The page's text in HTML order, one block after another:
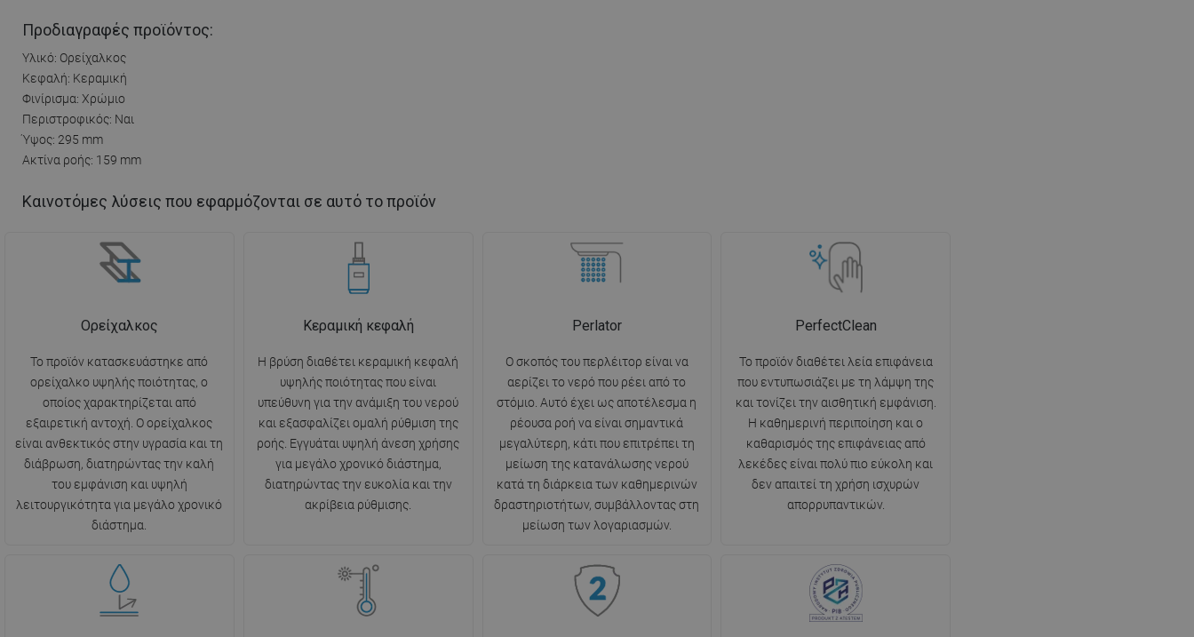
Προδιαγραφές προϊόντος:
Υλικό: Ορείχαλκος
Κεφαλή: Κεραμική
Φινίρισμα: Χρώμιο
Περιστροφικός: Ναι
Ύψος: 295 mm
Ακτίνα ροής: 159 mm
Καινοτόμες λύσεις που εφαρμόζονται σε αυτό το προϊόν
Ορείχαλκος
Το προϊόν κατασκευάστηκε από
ορείχαλκο υψηλής ποιότητας, ο
οποίος χαρακτηρίζεται από
εξαιρετική αντοχή. Ο ορείχαλκος
είναι ανθεκτικός στην υγρασία και τη
διάβρωση, διατηρώντας την καλή
του εμφάνιση και υψηλή
λειτουργικότητα για μεγάλο χρονικό
διάστημα.
Κεραμική κεφαλή
Η βρύση διαθέτει κεραμική κεφαλή
υψηλής ποιότητας που είναι
υπεύθυνη για την ανάμιξη του νερού
και εξασφαλίζει ομαλή ρύθμιση της
ροής. Εγγυάται υψηλή άνεση χρήσης
για μεγάλο χρονικό διάστημα,
διατηρώντας την ευκολία και την
ακρίβεια ρύθμισης.
Perlator
Ο σκοπός του περλέιτορ είναι να
αερίζει το νερό που ρέει από το
στόμιο. Αυτό έχει ως αποτέλεσμα η
ρέουσα ροή να είναι σημαντικά
μεγαλύτερη, κάτι που επιτρέπει τη
μείωση της κατανάλωσης νερού
κατά τη διάρκεια των καθημερινών
δραστηριοτήτων, συμβάλλοντας στη
μείωση των λογαριασμών.
PerfectClean
Το προϊόν διαθέτει λεία επιφάνεια
που εντυπωσιάζει με τη λάμψη της
και τονίζει την αισθητική εμφάνιση.
Η καθημερινή περιποίηση και ο
καθαρισμός της επιφάνειας από
λεκέδες είναι πολύ πιο εύκολη και
δεν απαιτεί τη χρήση ισχυρών
απορρυπαντικών.